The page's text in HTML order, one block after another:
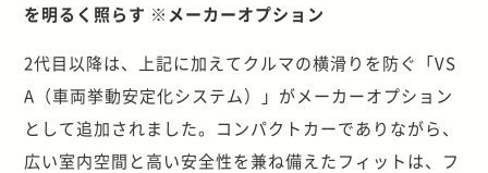
を明るく照らす ※メーカーオプション
2代目以降は、上記に加えてクルマの横滑りを防ぐ「VS
A（車両挙動安定化システム）」がメーカーオプション
として追加されました。コンパクトカーでありながら、
広い室内空間と高い安全性を兼ね備えたフィットは、フ